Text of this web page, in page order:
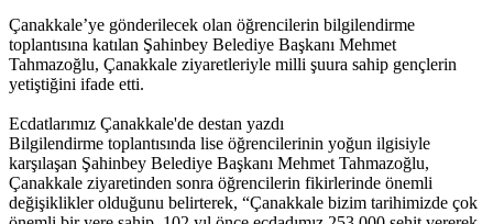
Çanakkale’ye gönderilecek olan öğrencilerin bilgilendirme
toplantısına katılan Şahinbey Belediye Başkanı Mehmet
Tahmazoğlu, Çanakkale ziyaretleriyle milli şuura sahip gençlerin
yetiştiğini ifade etti.
Ecdatlarımız Çanakkale'de destan yazdı
Bilgilendirme toplantısında lise öğrencilerinin yoğun ilgisiyle
karşılaşan Şahinbey Belediye Başkanı Mehmet Tahmazoğlu,
Çanakkale ziyaretinden sonra öğrencilerin fikirlerinde önemli
değişiklikler olduğunu belirterek, “Çanakkale bizim tarihimizde çok